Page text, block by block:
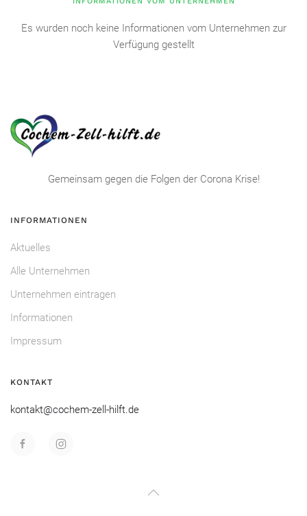
Es wurden noch keine Informationen vom Unternehmen zur
Verfügung gestellt
Gemeinsam gegen die Folgen der Corona Krise!
INFORMATIONEN
Aktuelles
Alle Unternehmen
Unternehmen eintragen
Informationen
Impressum
KONTAKT
kontakt@cochem-zell-hilft.de